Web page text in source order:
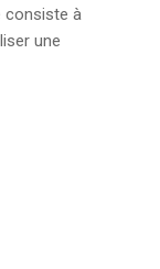
consiste à
une